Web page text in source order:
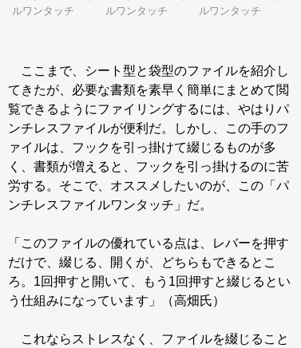
ルワンタッチ
ルワンタッチ
ルワンタッチ
ここまで、シート型と袋型のファイルを紹介し
てきたが、必要な書類を素早く簡単にまとめて閲
覧できるようにファイリングするには、やはりパ
ンチレスファイルが便利だ。しかし、この手のフ
ァイルは、フックを引っ掛けて綴じるものが多
く、書類が増えると、フックを引っ掛けるのに苦
労する。そこで、オススメしたいのが、この「パ
ンチレスファイルワンタッチ」だ。
「このファイルの優れている点は、レバーを押す
だけで、綴じる、開くが、どちらもできるとこ
ろ。1回押すと開いて、もう1回押すと綴じるとい
う仕組みになっています」（高畑氏）
これならストレスなく、ファイルを綴じること